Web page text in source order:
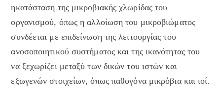
ηκατάσταση της μικροβιακής χλωρίδας του
οργανισμού, όπως η αλλοίωση του μικροβιώματος
συνδέεται με επιδείνωση της λειτουργίας του
ανοσοποιητικού συστήματος και της ικανότητας του
να ξεχωρίζει μεταξύ των δικών του ιστών και
εξωγενών στοιχείων, όπως παθογόνα μικρόβια και ιοί.